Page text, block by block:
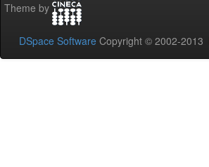
Theme by
DSpace Software Copyright © 2002-2013